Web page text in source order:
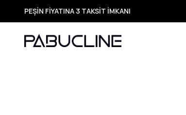
TÜM ÜRÜNLERDE ÜCRETSİZ KARGO
Yeni Sezon Ürünlerde Özel Fırsatlar
Seçili Ürünlerde Hızlı Teslimat